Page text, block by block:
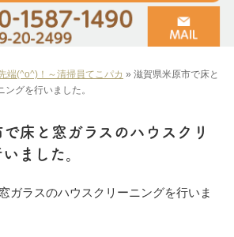
端(^o^)！～清掃員てこパカ » 滋賀県米原市で床と
グを行いました。
床と窓ガラスのハウスクリ
ました。
ガラスのハウスクリーニングを行いま